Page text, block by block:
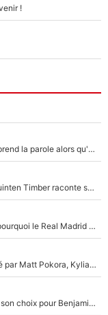
!
Ferran Torres a dit oui au PSG : Le FC Barcelone prend la parole alors qu'un transfert de l'attaquant espagnol prend forme
En plein cauchemar après son transfert à l'OM, Quinten Timber raconte ses doutes après sa signature à Marseille
Yan Diomandé était trop cher pour le PSG : Voilà pourquoi le Real Madrid a accepté de payer la somme record de 140M€ pour boucler son transfert !
De l'équipe de France à The Voice Kids : Contacté par Matt Pokora, Kylian Mbappé a accepté de jouer un rôle inédit sur TF1 !
La Liga sur beIN Sports c’est terminé, DAZN a fait son choix pour Benjamin Da Silva et Omar Da Fonseca !